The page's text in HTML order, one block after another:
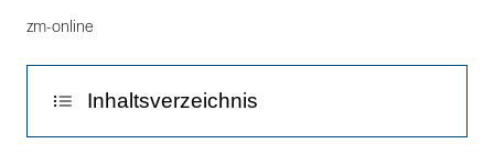
zm-online
Inhaltsverzeichnis